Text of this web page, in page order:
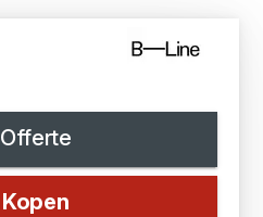
Offerte
Kopen